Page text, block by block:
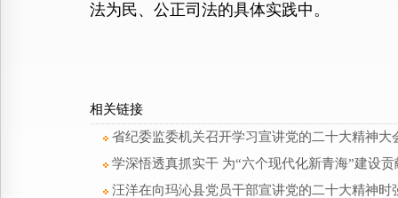
法为民、公正司法的具体实践中。
相关链接
省纪委监委机关召开学习宣讲党的二十大精神大
学深悟透真抓实干 为“六个现代化新青海”建设
汪洋在向玛沁县党员干部宣讲党的二十大精神